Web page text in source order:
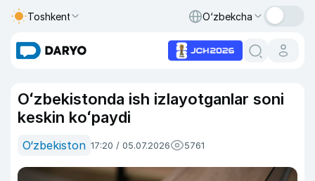
Toshkent O‘zbekcha
Oʻzbekistonda ish izlayotganlar soni
keskin koʻpaydi
O‘zbekiston 17:20 / 05.07.2026 5761